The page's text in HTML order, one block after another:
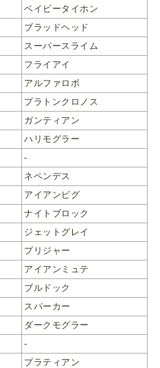
ベイビータイホン
ブラッドヘッド
スーパースライム
フライアイ
アルファロボ
プラトンクロノス
ガンティアン
ハリモグラー
-
ネペンデス
アイアンピグ
ナイトブロック
ジェットグレイ
プリジャー
アイアンミュテ
ブルドック
スパーカー
ダークモグラー
-
プラティアン